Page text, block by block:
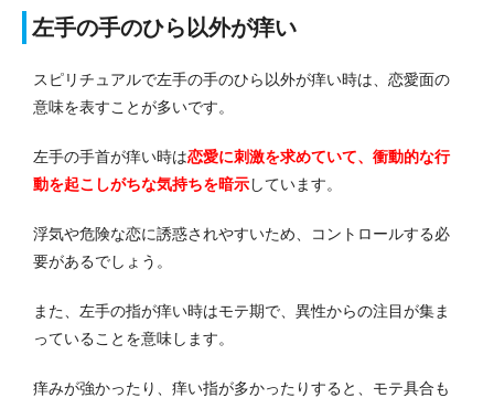
左手の手のひら以外が痒い
スピリチュアルで左手の手のひら以外が痒い時は、恋愛面の
意味を表すことが多いです。
左手の手首が痒い時は恋愛に刺激を求めていて、衝動的な行
動を起こしがちな気持ちを暗示しています。
浮気や危険な恋に誘惑されやすいため、コントロールする必
要があるでしょう。
また、左手の指が痒い時はモテ期で、異性からの注目が集ま
っていることを意味します。
痒みが強かったり、痒い指が多かったりすると、モテ具合も